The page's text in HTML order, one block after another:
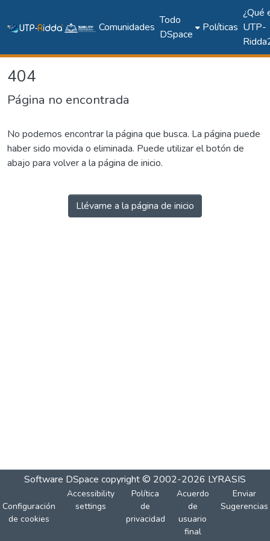
Comunidades
Todo
DSpace
Políticas
¿Qué
UTP-
404
Página no encontrada
No podemos encontrar la página que busca. La página puede
haber sido movida o eliminada. Puede utilizar el botón de
abajo para volver a la página de inicio.
Llévame a la página de inicio
Software DSpace copyright © 2002-2026 LYRASIS
Configuración
de cookies
Accessibility
settings
Política
de
privacidad
Acuerdo
de
usuario
final
Enviar
Sugerencias